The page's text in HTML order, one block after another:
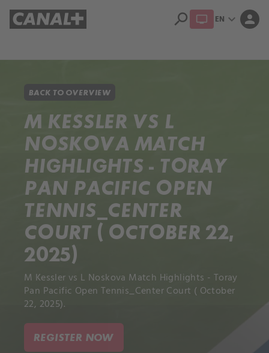
search EN expand_more person
BACK TO OVERVIEW
M KESSLER VS L
NOSKOVA MATCH
HIGHLIGHTS - TORAY
PAN PACIFIC OPEN
TENNIS_CENTER
COURT ( OCTOBER 22,
2025)
M Kessler vs L Noskova Match Highlights - Toray
Pan Pacific Open Tennis_Center Court ( October
22, 2025).
REGISTER NOW